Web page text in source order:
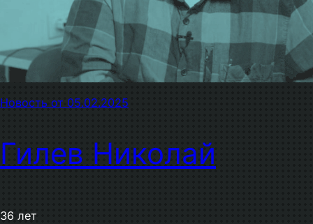
Новость от 05.02.2025
Гилев Николай
36 лет